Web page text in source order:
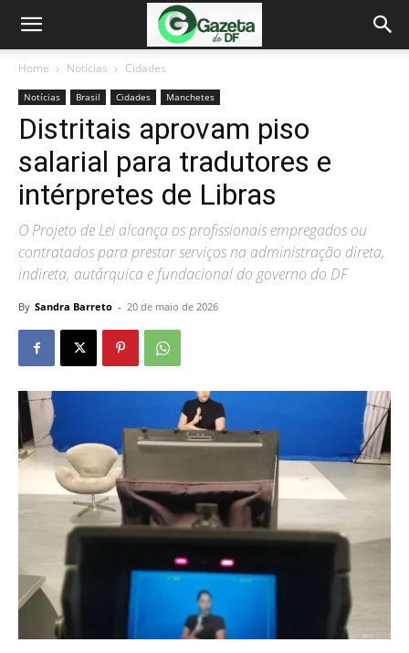
Home Notícias Cidades
Notícias Brasil Cidades Manchetes
Distritais aprovam piso
salarial para tradutores e
intérpretes de Libras
O Projeto de Lei alcança os profissionais empregados ou
contratados para prestar serviços na administração direta,
indireta, autárquica e fundacional do governo do DF
By Sandra Barreto - 20 de maio de 2026